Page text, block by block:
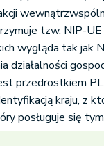
tzw. NIP-
wygląda tak jak
działalności
przedrostkiem
kraju, z
posługuje się